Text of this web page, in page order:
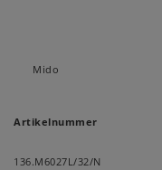
Mido
Artikelnummer
136.M6027L/32/N